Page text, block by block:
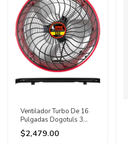
Ventilador Turbo De 16
Pulgadas Dogotuls 3
60hz Rojo Gris 40 Cm
Metal
$2,479.00